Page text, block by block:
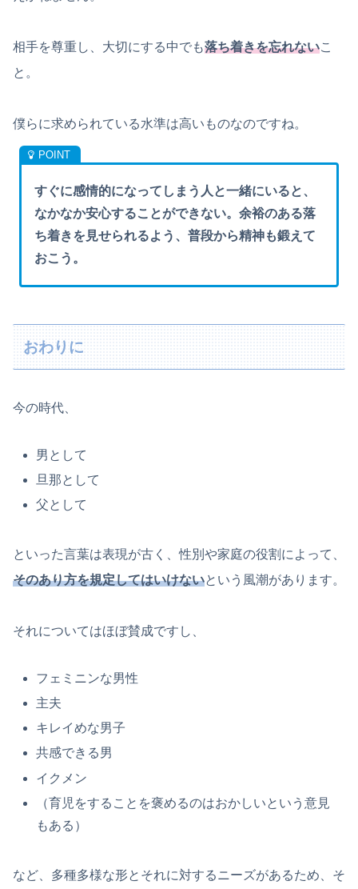
相手を尊重し、大切にする中でも落ち着きを忘れないこ
と。
僕らに求められている水準は高いものなのですね。
すぐに感情的になってしまう人と一緒にいると、
なかなか安心することができない。余裕のある落
ち着きを見せられるよう、普段から精神も鍛えて
おこう。
おわりに
今の時代、
男として
旦那として
父として
といった言葉は表現が古く、性別や家庭の役割によって、
そのあり方を規定してはいけないという風潮があります。
それについてはほぼ賛成ですし、
フェミニンな男性
主夫
キレイめな男子
共感できる男
イクメン
（育児をすることを褒めるのはおかしいという意見
もある）
など、多種多様な形とそれに対するニーズがあるため、そ